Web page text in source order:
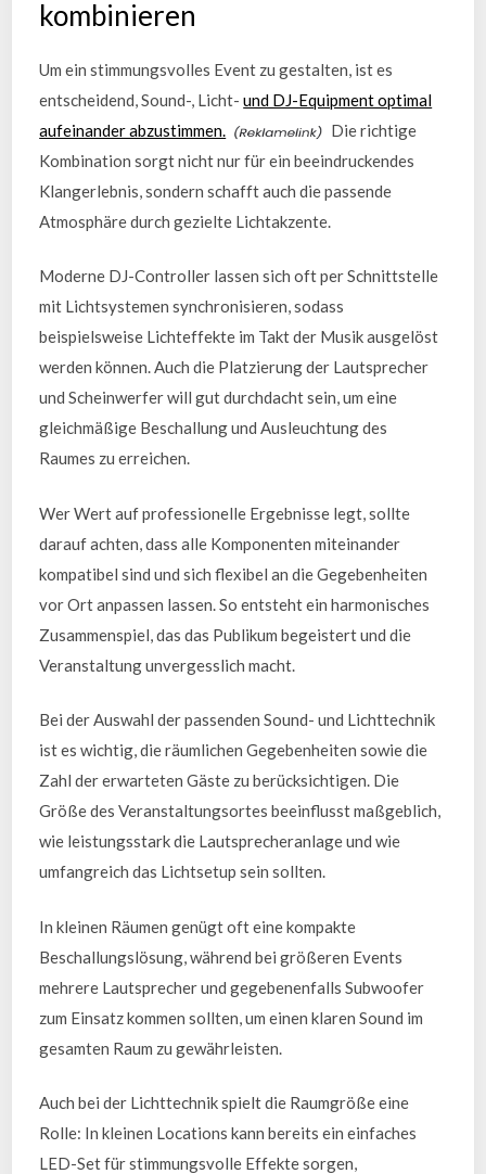
kombinieren
Um ein stimmungsvolles Event zu gestalten, ist es
entscheidend, Sound-, Licht-und DJ-Equipment optimal
aufeinander abzustimmen.
Die richtige
Kombination sorgt nicht nur für ein beeindruckendes
Klangerlebnis, sondern schafft auch die passende
Atmosphäre durch gezielte Lichtakzente.
Moderne DJ-Controller lassen sich oft per Schnittstelle
mit Lichtsystemen synchronisieren, sodass
beispielsweise Lichteffekte im Takt der Musik ausgelöst
werden können. Auch die Platzierung der Lautsprecher
und Scheinwerfer will gut durchdacht sein, um eine
gleichmäßige Beschallung und Ausleuchtung des
Raumes zu erreichen.
Wer Wert auf professionelle Ergebnisse legt, sollte
darauf achten, dass alle Komponenten miteinander
kompatibel sind und sich flexibel an die Gegebenheiten
vor Ort anpassen lassen. So entsteht ein harmonisches
Zusammenspiel, das das Publikum begeistert und die
Veranstaltung unvergesslich macht.
Bei der Auswahl der passenden Sound- und Lichttechnik
ist es wichtig, die räumlichen Gegebenheiten sowie die
Zahl der erwarteten Gäste zu berücksichtigen. Die
Größe des Veranstaltungsortes beeinflusst maßgeblich,
wie leistungsstark die Lautsprecheranlage und wie
umfangreich das Lichtsetup sein sollten.
In kleinen Räumen genügt oft eine kompakte
Beschallungslösung, während bei größeren Events
mehrere Lautsprecher und gegebenenfalls Subwoofer
zum Einsatz kommen sollten, um einen klaren Sound im
gesamten Raum zu gewährleisten.
Auch bei der Lichttechnik spielt die Raumgröße eine
Rolle: In kleinen Locations kann bereits ein einfaches
LED-Set für stimmungsvolle Effekte sorgen,